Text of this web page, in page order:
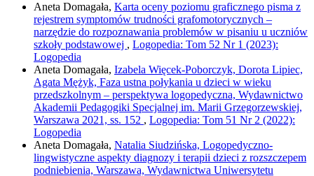
Aneta Domagała, Karta oceny poziomu graficznego pisma z
rejestrem symptomów trudności grafomotorycznych –
narzędzie do rozpoznawania problemów w pisaniu u uczniów
szkoły podstawowej , Logopedia: Tom 52 Nr 1 (2023):
Logopedia
Aneta Domagała, Izabela Więcek-Poborczyk, Dorota Lipiec,
Agata Mężyk, Faza ustna połykania u dzieci w wieku
przedszkolnym – perspektywa logopedyczna, Wydawnictwo
Akademii Pedagogiki Specjalnej im. Marii Grzegorzewskiej,
Warszawa 2021, ss. 152 , Logopedia: Tom 51 Nr 2 (2022):
Logopedia
Aneta Domagała, Natalia Siudzińska, Logopedyczno-
lingwistyczne aspekty diagnozy i terapii dzieci z rozszczepem
podniebienia, Warszawa, Wydawnictwa Uniwersytetu